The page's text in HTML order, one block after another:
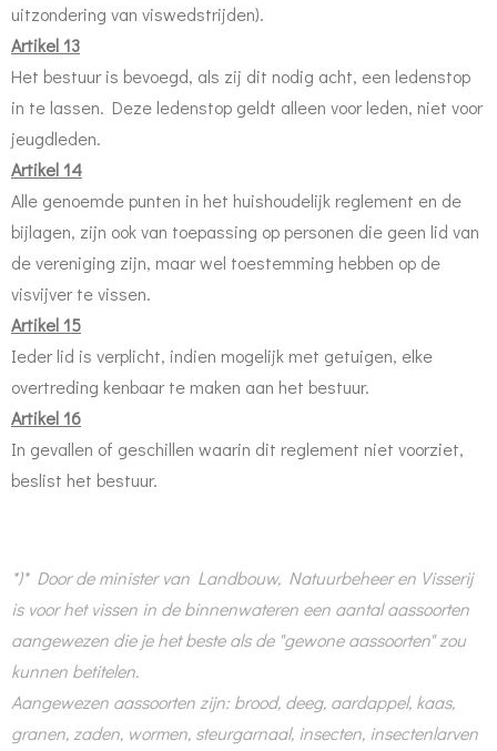
uitzondering van viswedstrijden).
Artikel 13
Het bestuur is bevoegd, als zij dit nodig acht, een ledenstop
in te lassen. Deze ledenstop geldt alleen voor leden, niet voor
jeugdleden.
Artikel 14
Alle genoemde punten in het huishoudelijk reglement en de
bijlagen, zijn ook van toepassing op personen die geen lid van
de vereniging zijn, maar wel toestemming hebben op de
visvijver te vissen.
Artikel 15
Ieder lid is verplicht, indien mogelijk met getuigen, elke
overtreding kenbaar te maken aan het bestuur.
Artikel 16
In gevallen of geschillen waarin dit reglement niet voorziet,
beslist het bestuur.
*)* Door de minister van Landbouw, Natuurbeheer en Visserij
is voor het vissen in de binnenwateren een aantal aassoorten
aangewezen die je het beste als de "gewone aassoorten" zou
kunnen betitelen.
Aangewezen aassoorten zijn: brood, deeg, aardappel, kaas,
granen, zaden, wormen, steurgarnaal, insecten, insectenlarven